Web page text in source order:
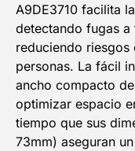
A9DE3710 facilita
detectando fugas a
reduciendo
personas. La fácil
ancho compacto
optimizar espacio
tiempo que sus
73mm) aseguran